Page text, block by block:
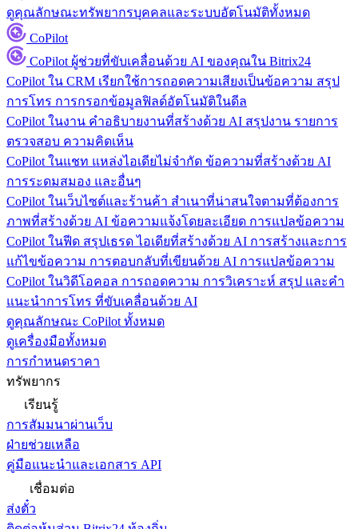
ดูคุณลักษณะทรัพยากรบุคคลและระบบอัตโนมัติทั้งหมด
CoPilot
CoPilot ผู้ช่วยที่ขับเคลื่อนด้วย AI ของคุณใน Bitrix24
CoPilot ใน CRM เรียกใช้การถอดความเสียงเป็นข้อความ สรุป
การโทร การกรอกข้อมูลฟิลด์อัตโนมัติในดีล
CoPilot ในงาน คำอธิบายงานที่สร้างด้วย AI สรุปงาน รายการ
ตรวจสอบ ความคิดเห็น
CoPilot ในแชท แหล่งไอเดียไม่จำกัด ข้อความที่สร้างด้วย AI
การระดมสมอง และอื่นๆ
CoPilot ในเว็บไซต์และร้านค้า สำเนาที่น่าสนใจตามที่ต้องการ
ภาพที่สร้างด้วย AI ข้อความแจ้งโดยละเอียด การแปลข้อความ
CoPilot ในฟีด สรุปเธรด ไอเดียที่สร้างด้วย AI การสร้างและการ
แก้ไขข้อความ การตอบกลับที่เขียนด้วย AI การแปลข้อความ
CoPilot ในวิดีโอคอล การถอดความ การวิเคราะห์ สรุป และคำ
แนะนำการโทร ที่ขับเคลื่อนด้วย AI
ดูคุณลักษณะ CoPilot ทั้งหมด
ดูเครื่องมือทั้งหมด
การกำหนดราคา
ทรัพยากร
เรียนรู้
การสัมมนาผ่านเว็บ
ฝ่ายช่วยเหลือ
คู่มือแนะนำและเอกสาร API
เชื่อมต่อ
ส่งตั๋ว